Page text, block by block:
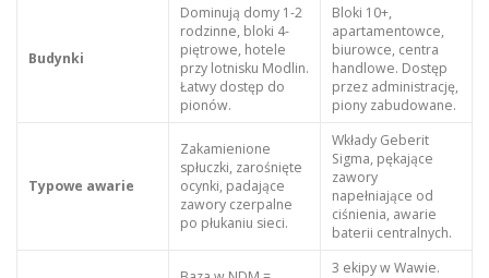
Budynki
Dominują domy 1-2
rodzinne, bloki 4-
piętrowe, hotele
przy lotnisku Modlin.
Łatwy dostęp do
pionów.
Bloki 10+,
apartamentowce,
biurowce, centra
handlowe. Dostęp
przez administrację,
piony zabudowane.
Typowe awarie
Zakamienione
spłuczki, zarośnięte
ocynki, padające
zawory czerpalne
po płukaniu sieci.
Wkłady Geberit
Sigma, pękające
zawory
napełniające od
ciśnienia, awarie
baterii centralnych.
3 ekipy w Wawie.